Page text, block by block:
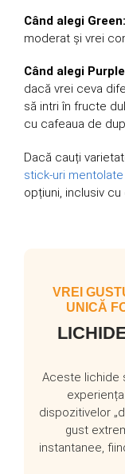
Când alegi Green:
moderat și vrei
Când alegi
dacă vrei ceva
să intri în fructe
cu cafeaua de
Dacă cauți
stick-uri mentolate
opțiuni, inclusiv
VREI
UNICĂ
Aceste lichide
dispozitivelor
gust
instantanee,